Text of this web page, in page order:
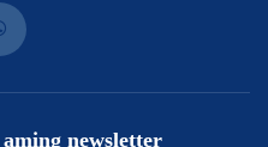
newsletter